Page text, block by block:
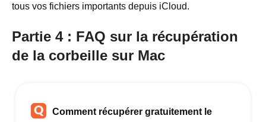
tous vos fichiers importants depuis iCloud.
Partie 4 : FAQ sur la récupération
de la corbeille sur Mac
Comment récupérer gratuitement le